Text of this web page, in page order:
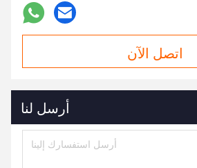
اتصل الآن
أرسل لنا